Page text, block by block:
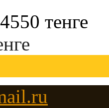
4550 тенге